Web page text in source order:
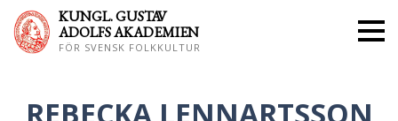
KUNGL. GUSTAV
ADOLFS AKADEMIEN
FÖR SVENSK FOLKKULTUR